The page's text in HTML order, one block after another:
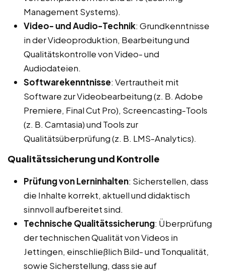
Management Systems).
Video- und Audio-Technik: Grundkenntnisse
in der Videoproduktion, Bearbeitung und
Qualitätskontrolle von Video- und
Audiodateien.
Softwarekenntnisse: Vertrautheit mit
Software zur Videobearbeitung (z. B. Adobe
Premiere, Final Cut Pro), Screencasting-Tools
(z. B. Camtasia) und Tools zur
Qualitätsüberprüfung (z. B. LMS-Analytics).
Qualitätssicherung und Kontrolle
Prüfung von Lerninhalten: Sicherstellen, dass
die Inhalte korrekt, aktuell und didaktisch
sinnvoll aufbereitet sind.
Technische Qualitätssicherung: Überprüfung
der technischen Qualität von Videos in
Jettingen, einschließlich Bild- und Tonqualität,
sowie Sicherstellung, dass sie auf